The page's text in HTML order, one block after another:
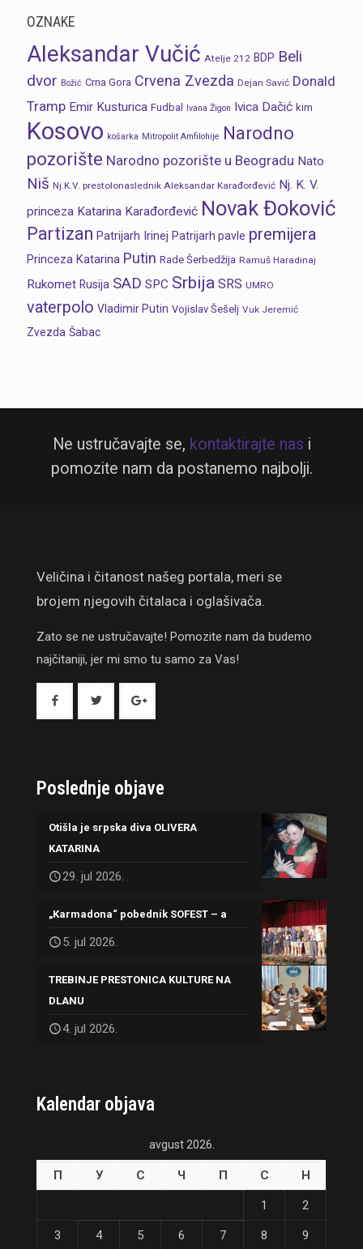
OZNAKE
Aleksandar Vučić Atelje 212 BDP Beli
dvor Božić Crna Gora Crvena Zvezda Dejan Savić Donald
Tramp Emir Kusturica Fudbal Ivana Žigon Ivica Dačić kim
Kosovo košarka Mitropolit Amfilohije Narodno
pozorište Narodno pozorište u Beogradu Nato
Niš Nj.K.V. prestolonaslednik Aleksandar Karađorđević Nj. K. V.
princeza Katarina Karađorđević Novak Đoković
Partizan Patrijarh Irinej Patrijarh pavle premijera
Princeza Katarina Putin Rade Šerbedžija Ramuš Haradinaj
Rukomet Rusija SAD SPC Srbija SRS UMRO
vaterpolo Vladimir Putin Vojislav Šešelj Vuk Jeremić
Zvezda Šabac
Ne ustručavajte se, kontaktirajte nas i
pomozite nam da postanemo najbolji.
Veličina i čitanost našeg portala, meri se
brojem njegovih čitalaca i oglašivača.
Zato se ne ustručavajte! Pomozite nam da budemo
najčitaniji, jer mi smo tu samo za Vas!
Poslednje objave
Otišla je srpska diva OLIVERA
KATARINA
29. jul 2026.
„Karmadona“ pobednik SOFEST – a
5. jul 2026.
TREBINJE PRESTONICA KULTURE NA
DLANU
4. jul 2026.
Kalendar objava
avgust 2026.
П У С Ч П С Н
1 2
3 4 5 6 7 8 9